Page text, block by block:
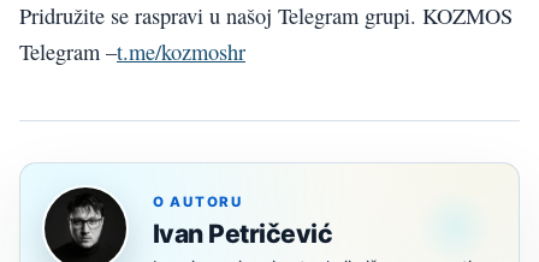
Pridružite se raspravi u našoj Telegram grupi. KOZMOS
Telegram –t.me/kozmoshr
O AUTORU
Ivan Petričević